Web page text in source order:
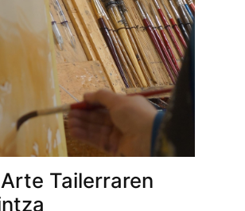
Tailerraren